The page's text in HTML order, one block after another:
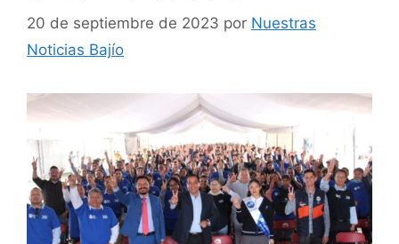
20 de septiembre de 2023 por Nuestras
Noticias Bajío